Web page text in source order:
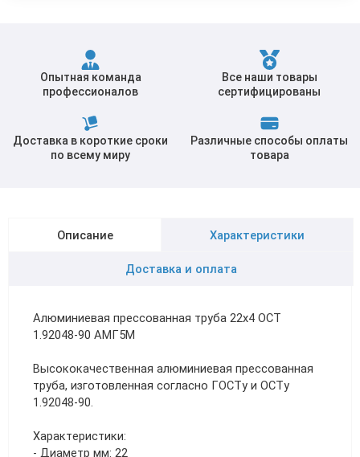
Опытная команда
профессионалов
Все наши товары
сертифицированы
Доставка в короткие сроки
по всему миру
Различные способы оплаты
товара
Описание Характеристики
Доставка и оплата
Алюминиевая прессованная труба 22х4 ОСТ
1.92048-90 АМГ5М
Высококачественная алюминиевая прессованная
труба, изготовленная согласно ГОСТу и ОСТу
1.92048-90.
Характеристики:
- Диаметр мм: 22